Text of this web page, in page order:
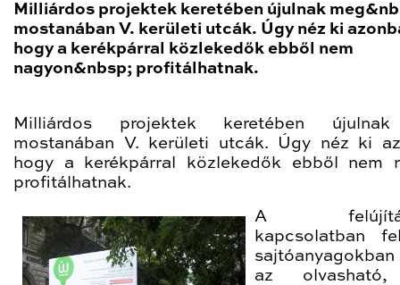
Milliárdos projektek keretében újulnak
mostanában V. kerületi utcák. Úgy néz ki
hogy a kerékpárral közlekedők ebből nem
nagyon&nbsp; profitálhatnak.
Milliárdos projektek keretében
mostanában V. kerületi utcák. Úgy néz ki
hogy a kerékpárral közlekedők ebből nem
profitálhatnak.
A
kapcsolatban
az